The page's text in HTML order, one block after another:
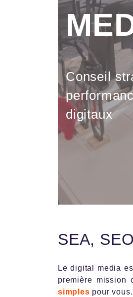
Conseil
digitaux
SEA,
Le digital media
première mission
simples pour vous.